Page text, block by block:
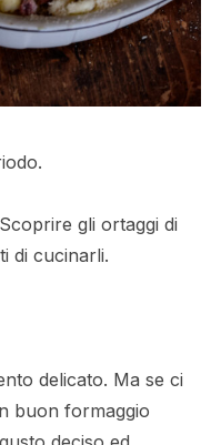
gli ortaggi di
di cucinarli.
delicato. Ma se ci
buon formaggio